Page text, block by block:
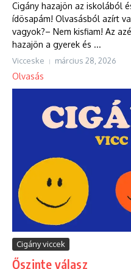
Cigány hazajön az iskolából
ídösapám! Olvasásból azírt
vagyok?– Nem kisfiam! Az
hazajön a gyerek és ...
Vicceske március 28, 2026
Olvasás
Cigány viccek
Őszinte válasz